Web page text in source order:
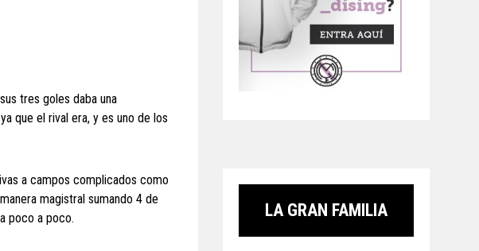
tres goles daba una
que el rival era, y es uno de los
a campos complicados como
magistral sumando 4 de
poco a poco.
LA GRAN FAMILIA